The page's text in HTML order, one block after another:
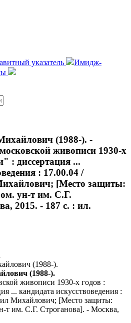
указатель
Имидж-
(1988-). -
живописи 1930-х
: диссертация ...
: 17.00.04 /
[Место защиты:
ун-т им. С.Г.
2015. - 187 с. : ил.
(1988-).
живописи 1930-х годов :
... кандидата искусствоведения :
Михайлович; [Место защиты:
т им. С.Г. Строганова]. - Москва,